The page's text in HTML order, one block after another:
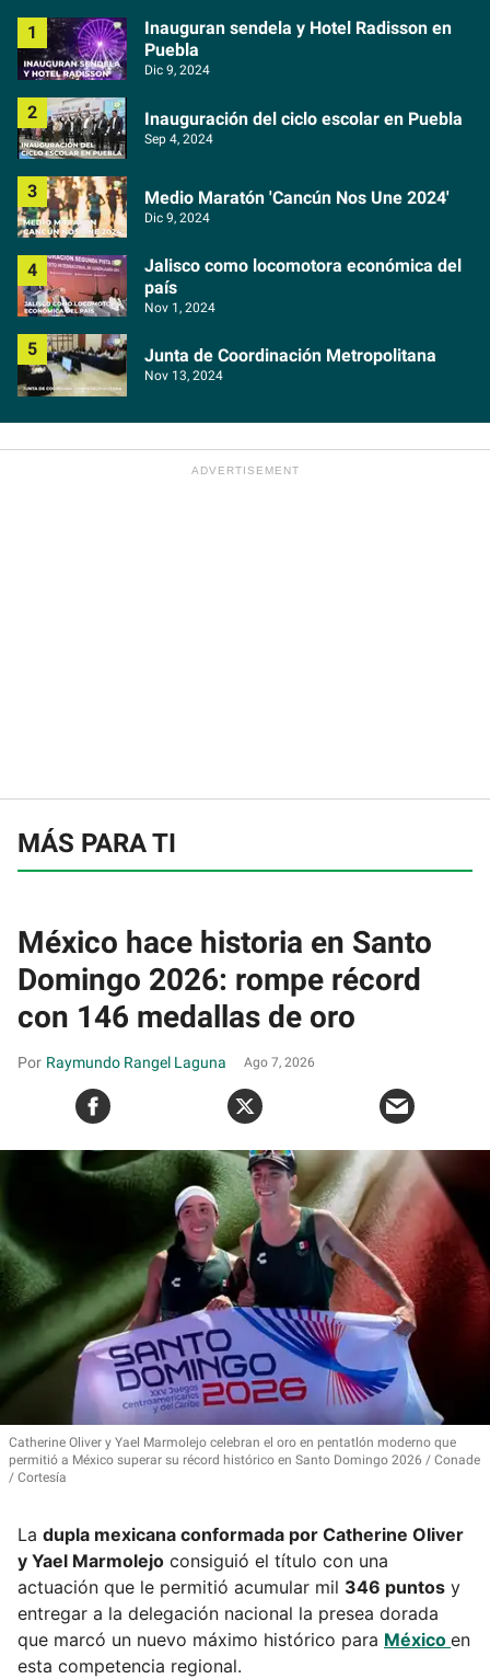
Inauguran sendela y Hotel Radisson en
Puebla
Dic 9, 2024
Inauguración del ciclo escolar en Puebla
Sep 4, 2024
Medio Maratón 'Cancún Nos Une 2024'
Dic 9, 2024
Jalisco como locomotora económica del
país
Nov 1, 2024
Junta de Coordinación Metropolitana
Nov 13, 2024
MÁS PARA TI
México hace historia en Santo
Domingo 2026: rompe récord
con 146 medallas de oro
Raymundo Rangel Laguna Ago 7, 2026
Catherine Oliver y Yael Marmolejo celebran el oro en pentatlón moderno que
permitió a México superar su récord histórico en Santo Domingo 2026
Conade
/ Cortesía
La dupla mexicana conformada por Catherine Oliver
y Yael Marmolejo consiguió el título con una
actuación que le permitió acumular mil 346 puntos y
entregar a la delegación nacional la presea dorada
que marcó un nuevo máximo histórico para México en
esta competencia regional.